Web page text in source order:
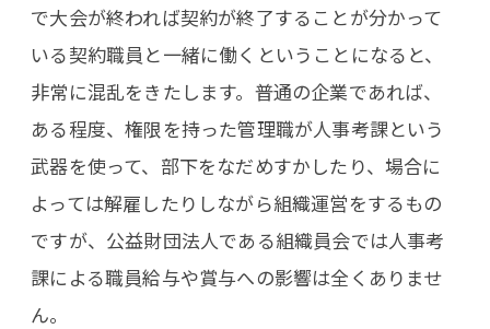
で大会が終われば契約が終了することが分かって
いる契約職員と一緒に働くということになると、
非常に混乱をきたします。普通の企業であれば、
ある程度、権限を持った管理職が人事考課という
武器を使って、部下をなだめすかしたり、場合に
よっては解雇したりしながら組織運営をするもの
ですが、公益財団法人である組織員会では人事考
課による職員給与や賞与への影響は全くありませ
ん。